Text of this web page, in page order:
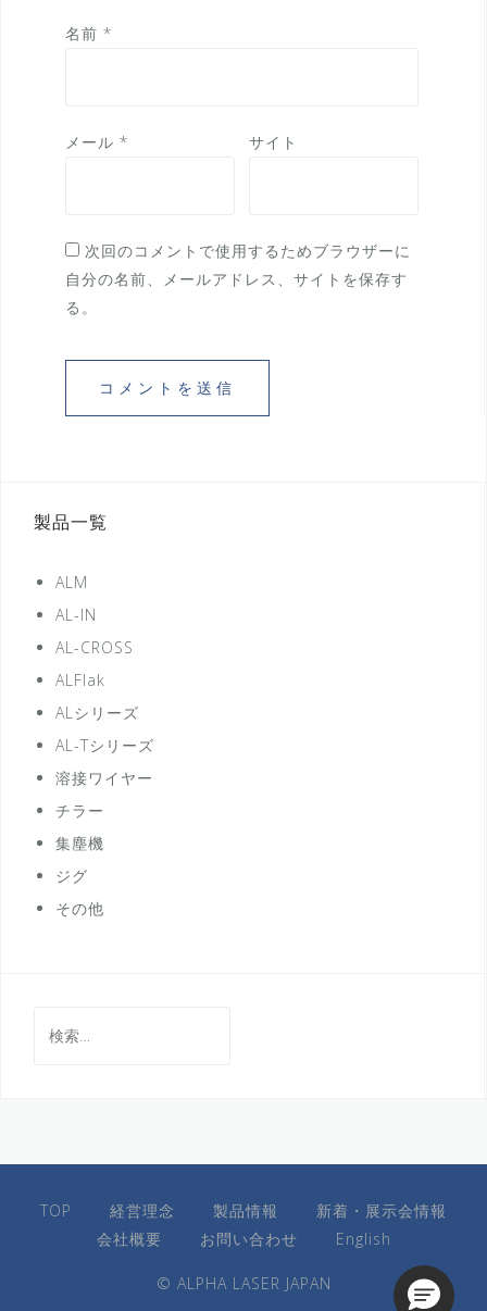
名前 *
メール * サイト
次回のコメントで使用するためブラウザーに
自分の名前、メールアドレス、サイトを保存す
る。
製品一覧
ALM
AL-IN
AL-CROSS
ALFlak
ALシリーズ
AL-Tシリーズ
溶接ワイヤー
チラー
集塵機
ジグ
その他
索:
TOP 経営理念 製品情報
新着・展示会情報
会社概要
お問い合わせ English
© ALPHA LASER JAPAN